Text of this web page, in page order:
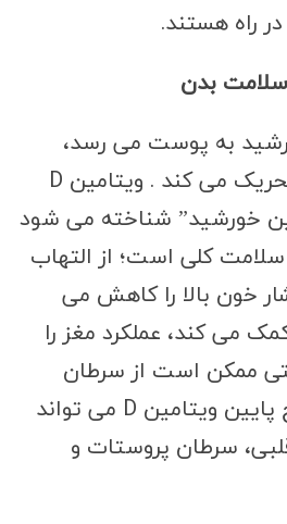
راه هستند.
سلامت بدن
به پوست می رسد،
تولید ویتامین D را تحریک می کند . ویتامین D
خورشید” شناخته می شود
کلی است؛ از التهاب
خون بالا را کاهش می
می کند، عملکرد مغز را
ممکن است از سرطان
جلوگیری کند و سطح پایین ویتامین D می تواند
سرطان پروستات و